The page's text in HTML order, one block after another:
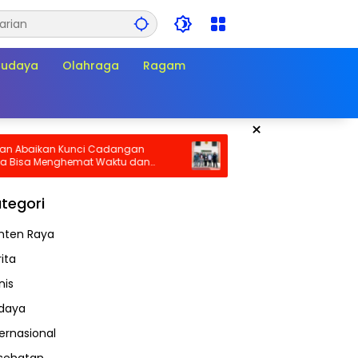
Olahraga Ragam
×
Kunci Cadangan
Waktu dan
Darurat!
Sidang PHK Empat Pengurus KSPN
Panarub Industri Dimulai,
Busting Mulai Diuji di PHI
Raya